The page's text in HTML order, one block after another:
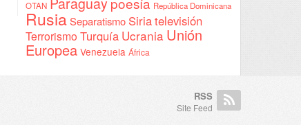
OTAN República Dominicana
RusiaSeparatismo Siriatelevisión
Terrorismo Turquía Ucrania Unión
Europea Venezuela África
RSS
Site Feed